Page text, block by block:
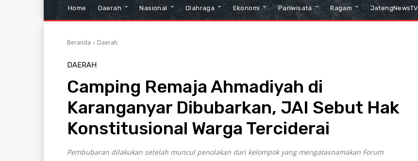
Home Daerah Nasional Olahraga Ekonomi Pariwisata Ragam JatengNewsTV
Beranda Daerah
DAERAH
Camping Remaja Ahmadiyah di
Karanganyar Dibubarkan, JAI Sebut Hak
Konstitusional Warga Terciderai
Pembubaran dilakukan setelah muncul penolakan dari kelompok yang mengatasnamakan Forum